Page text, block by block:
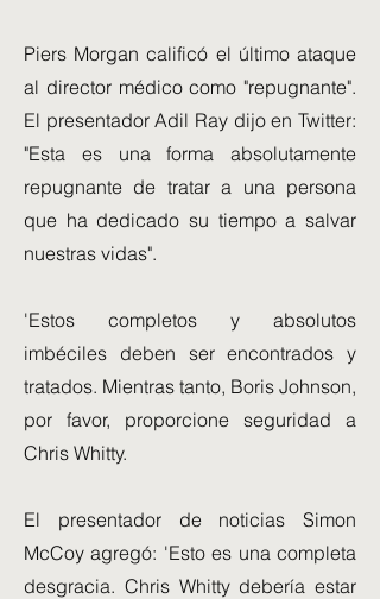
Piers Morgan calificó el último ataque
al director médico como "repugnante".
El presentador Adil Ray dijo en Twitter:
"Esta es una forma absolutamente
repugnante de tratar a una persona
que ha dedicado su tiempo a salvar
nuestras vidas".
'Estos completos y absolutos
imbéciles deben ser encontrados y
tratados. Mientras tanto, Boris Johnson,
por favor, proporcione seguridad a
Chris Whitty.
El presentador de noticias Simon
McCoy agregó: 'Esto es una completa
desgracia. Chris Whitty debería estar